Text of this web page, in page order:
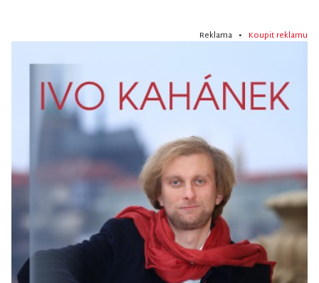
Reklama • Koupit reklamu